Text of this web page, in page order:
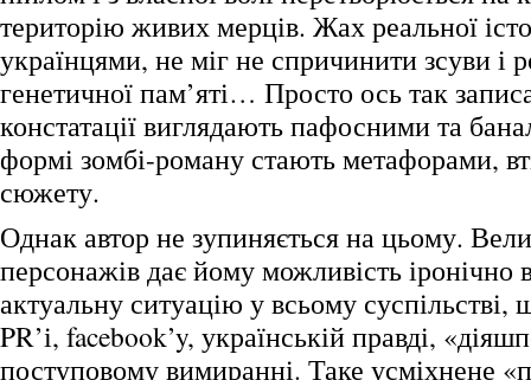
територію живих мерців. Жах реальної
українцями, не міг не спричинити зсуви і
генетичної пам’яті… Просто ось так
констатації виглядають пафосними та
формі зомбі-роману стають метафорами,
сюжету.
Однак автор не зупиняється на цьому.
персонажів дає йому можливість іронічно
актуальну ситуацію у всьому суспільстві,
PR’і, facebook’y, українській правді,
поступовому вимиранні. Таке усміхнене